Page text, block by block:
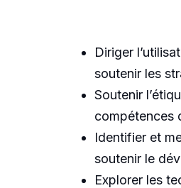
Diriger
soutenir les
Soutenir
compétences
Identifier et
soutenir le
Explorer les